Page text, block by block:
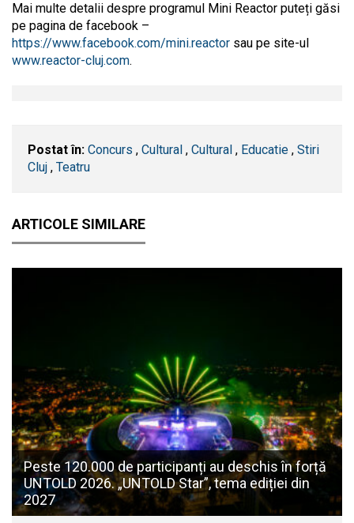
Mai multe detalii despre programul Mini Reactor puteți găsi
pe pagina de facebook –
https://www.facebook.com/mini.reactor sau pe site-ul
www.reactor-cluj.com.
Postat în: Concurs , Cultural , Cultural , Educatie , Stiri
Cluj , Teatru
ARTICOLE SIMILARE
Peste 120.000 de participanți au deschis în forță
UNTOLD 2026. „UNTOLD Star”, tema ediției din
2027